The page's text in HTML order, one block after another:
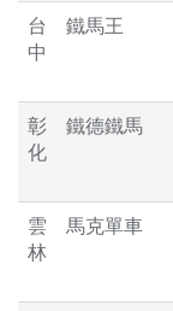
台
中
鐵馬王
彰
化
鐵德鐵馬
雲
林
馬克單車